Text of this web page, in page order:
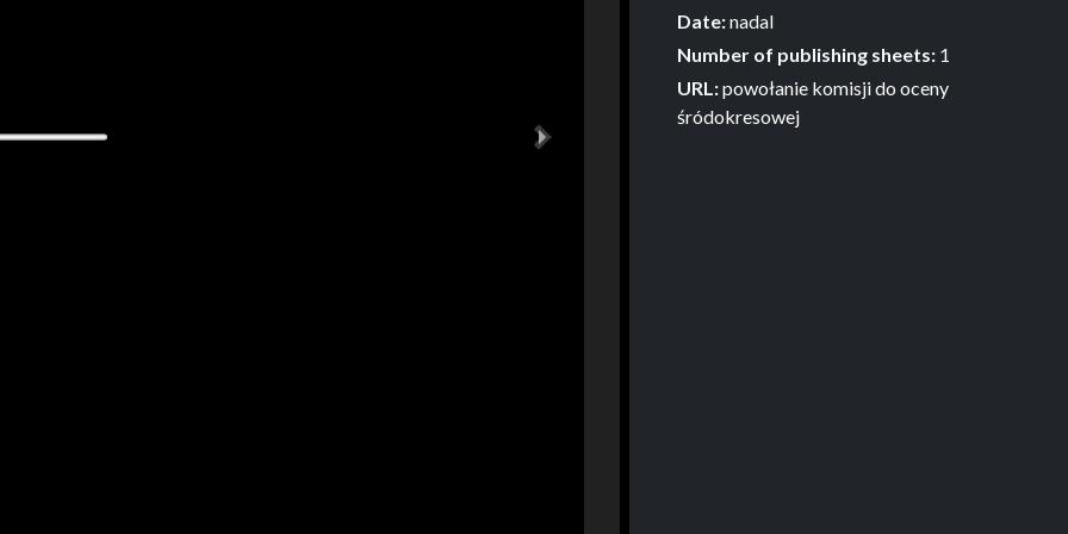
Date:nadal
Number of publishing sheets: 1
URL:powołanie komisji do oceny
śródokresowej